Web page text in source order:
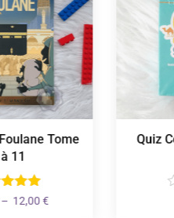
Quiz Connaissance sur